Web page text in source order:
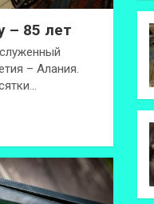
– 85 лет
– Алания.